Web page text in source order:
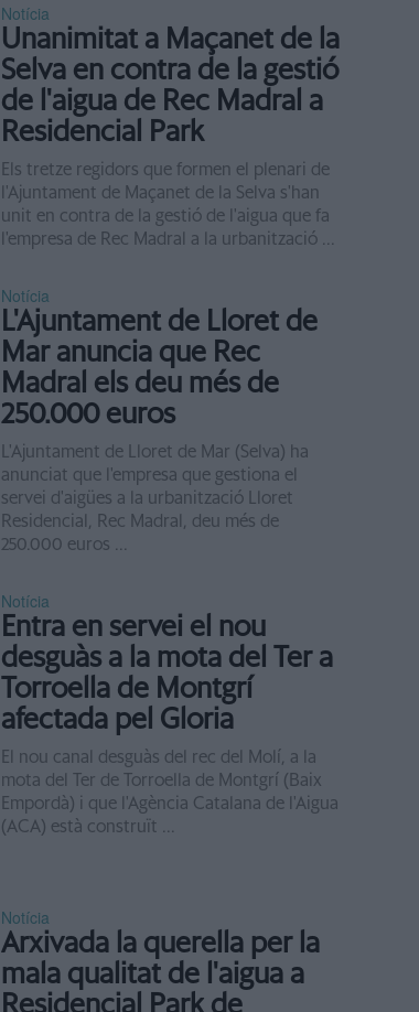
Notícia
Unanimitat a Maçanet de la
Selva en contra de la gestió
de l'aigua de Rec Madral a
Residencial Park
Els tretze regidors que formen el plenari de
l'Ajuntament de Maçanet de la Selva s'han
unit en contra de la gestió de l'aigua que fa
l'empresa de Rec Madral a la urbanització ...
Notícia
L'Ajuntament de Lloret de
Mar anuncia que Rec
Madral els deu més de
250.000 euros
L'Ajuntament de Lloret de Mar (Selva) ha
anunciat que l'empresa que gestiona el
servei d'aigües a la urbanització Lloret
Residencial, Rec Madral, deu més de
250.000 euros ...
Notícia
Entra en servei el nou
desguàs a la mota del Ter a
Torroella de Montgrí
afectada pel Gloria
El nou canal desguàs del rec del Molí, a la
mota del Ter de Torroella de Montgrí (Baix
Empordà) i que l'Agència Catalana de l'Aigua
(ACA) està construït ...
Notícia
Arxivada la querella per la
mala qualitat de l'aigua a
Residencial Park de